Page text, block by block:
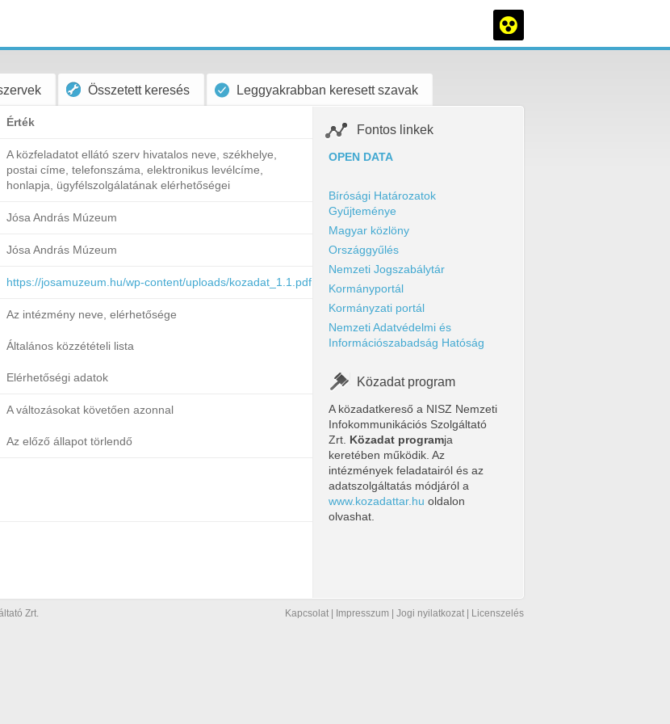
Összetett keresés Leggyakrabban keresett szavak
Érték
A közfeladatot ellátó szerv hivatalos neve, székhelye,
postai címe, telefonszáma, elektronikus levélcíme,
honlapja, ügyfélszolgálatának elérhetőségei
Jósa András Múzeum
Jósa András Múzeum
https://josamuzeum.hu/wp-content/uploads/kozadat_1.1.pdf
Az intézmény neve, elérhetősége
Általános közzétételi lista
Elérhetőségi adatok
A változásokat követően azonnal
Az előző állapot törlendő
Fontos linkek
OPEN DATA
Bírósági Határozatok
Gyűjteménye
Magyar közlöny
Országgyűlés
Nemzeti Jogszabálytár
Kormányportál
Kormányzati portál
Nemzeti Adatvédelmi és
Információszabadság Hatóság
Közadat program
A közadatkereső a NISZ Nemzeti
Infokommunikációs Szolgáltató
Zrt. Közadat programja
keretében működik. Az
intézmények feladatairól és az
adatszolgáltatás módjáról a
www.kozadattar.hu oldalon
olvashat.
Zrt. Kapcsolat Impresszum Jogi nyilatkozat Licenszelés